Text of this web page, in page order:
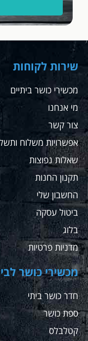
שירות לקוחות
מכשירי כושר ביתיים
מי אנחנו
צור קשר
אפשרויות משלוח
שאלות נפוצות
תקנון החנות
החשבון שלי
ביטול עסקה
בלוג
מדניות פרטיות
מכשירי כושר
חדר כושר ביתי
ספת כושר
קטלבלס